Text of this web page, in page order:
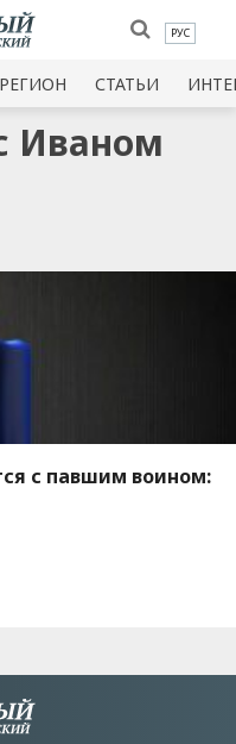
РУС
РЕГИОН СТАТЬИ
Иваном
с павшим воином: